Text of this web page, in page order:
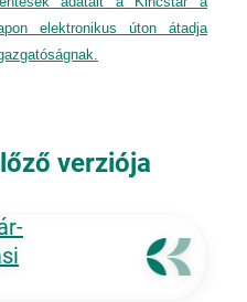
elektronikus úton átadja
verziója